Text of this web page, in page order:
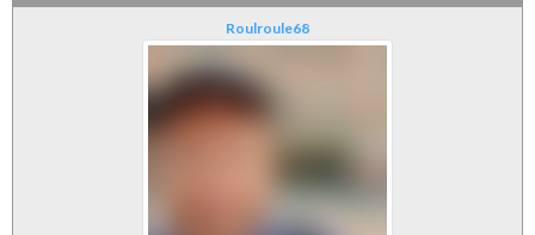
Roulroule68